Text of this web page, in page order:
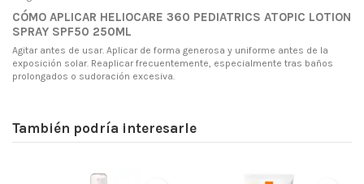
CÓMO APLICAR HELIOCARE 360 PEDIATRICS ATOPIC LOTION
SPRAY SPF50 250ML
Agitar antes de usar. Aplicar de forma generosa y uniforme antes de la
exposición solar. Reaplicar frecuentemente, especialmente tras baños
prolongados o sudoración excesiva.
También podría interesarle